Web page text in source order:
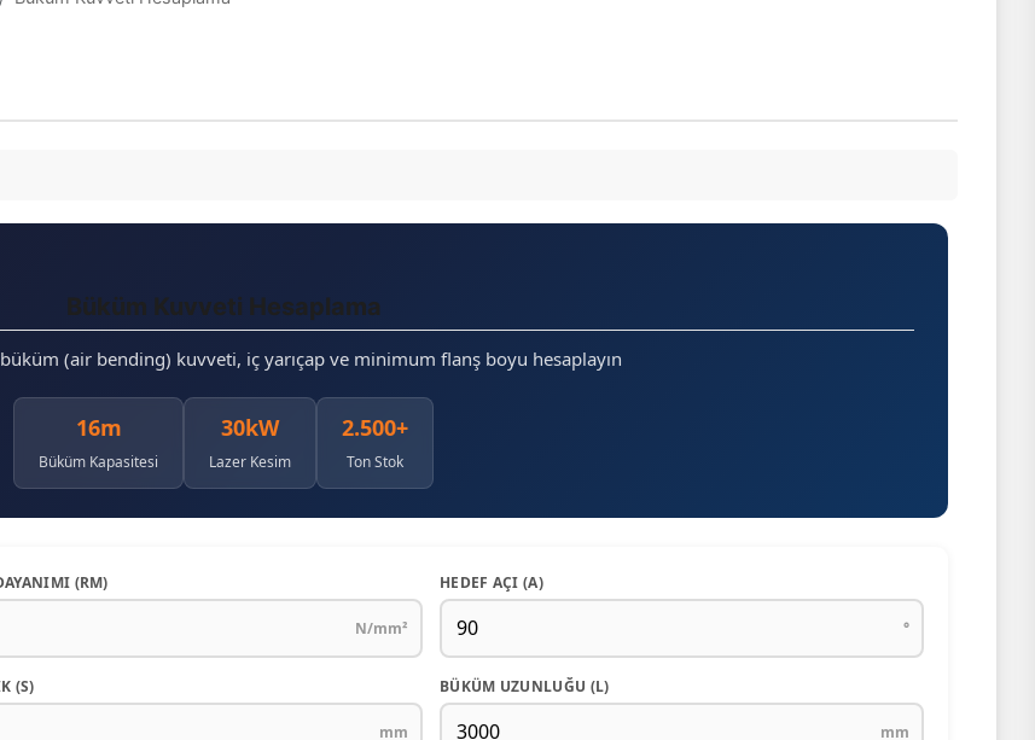
Büküm Kuvveti Hesaplama
(air bending) kuvveti, iç yarıçap ve minimum flanş boyu hesaplayın
16m
Büküm Kapasitesi
30kW
Lazer Kesim
2.500+
Ton Stok
(RM)
N/mm²
HEDEF AÇI (Α)
°
(S)
mm
BÜKÜM UZUNLUĞU (L)
mm